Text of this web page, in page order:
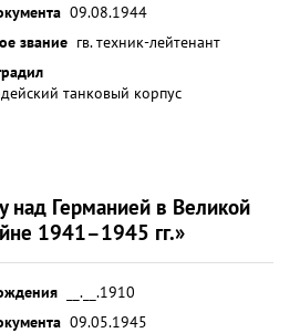
09.08.1944
звание гв. техник-лейтенант
танковый корпус
над Германией в Великой
1941–1945 гг.»
__.__.1910
09.05.1945